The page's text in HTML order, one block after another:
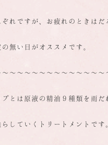
れですが、お疲れのときはだ
無い日がオススメです。
～～～～～～～～～～～～～
プとは原液の精油９種類を雨だ
していくトリートメントです